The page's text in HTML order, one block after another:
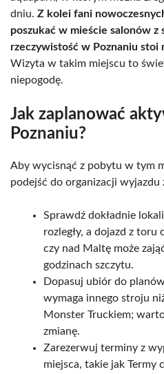
dniu. Z kolei fani
poszukać w mieście salonów
rzeczywistość w Poznaniu stoi
Wizyta w takim miejscu to
niepogodę.
Jak zaplanować
Poznaniu?
Aby wycisnąć z pobytu w tym
podejść do organizacji wyjazdu
Sprawdź dokładnie
rozległy, a dojazd z
czy nad Maltę może
godzinach szczytu.
Dopasuj ubiór do
wymaga innego stroju
Monster Truckiem;
zmianę.
Zarezerwuj terminy z
miejsca, takie jak Termy